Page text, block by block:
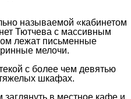
называемой «кабинетом
Тютчева с массивным
лежат письменные
мелочи.
с более чем девятью
шкафах.
в местное кафе и